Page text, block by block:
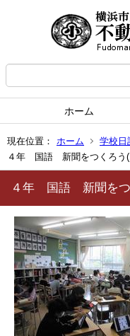
ホーム
現在位置： ホーム 学校日
４年 国語 新聞をつくろう
４年 国語 新聞をつ